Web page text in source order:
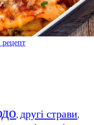
, другі страви,